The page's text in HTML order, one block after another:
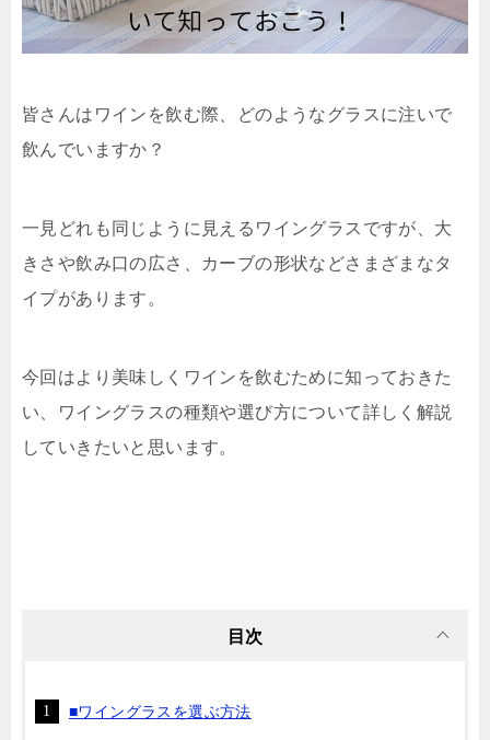
皆さんはワインを飲む際、どのようなグラスに注いで
飲んでいますか？
一見どれも同じように見えるワイングラスですが、大
きさや飲み口の広さ、カーブの形状などさまざまなタ
イプがあります。
今回はより美味しくワインを飲むために知っておきた
い、ワイングラスの種類や選び方について詳しく解説
していきたいと思います。
目次
■ワイングラスを選ぶ方法